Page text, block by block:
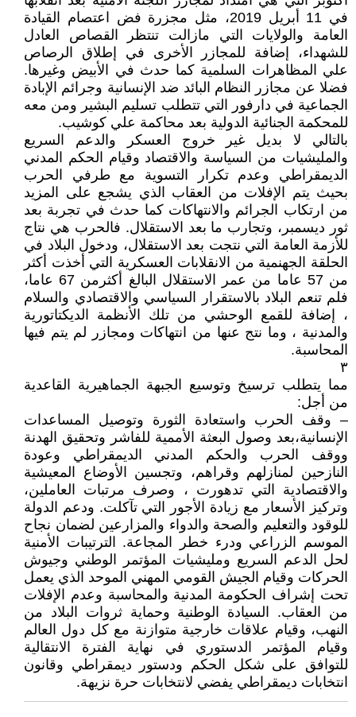
في 11 أبريل 2019، مثل مجزرة فض اعتصام القيادة
العامة والولايات التي مازالت تنتظر القصاص العادل
للشهداء، إضافة للمجازر الأخرى في إطلاق الرصاص
علي المظاهرات السلمية كما حدث في الأبيض وغيرها.
فضلا عن مجازر النظام البائد ضد الإنسانية وجرائم الإبادة
الجماعية في دارفور التي تتطلب تسليم البشير ومن معه
للمحكمة الجنائية الدولية بعد محاكمة علي كوشيب.
بالتالي لا بديل غير خروج العسكر والدعم السريع
والمليشيات من السياسة والاقتصاد وقيام الحكم المدني
الديمقراطي وعدم تكرار التسوية مع طرفي الحرب
بحيث يتم الإفلات من العقاب الذي يشجع على المزيد
من ارتكاب الجرائم والانتهاكات كما حدث في تجربة بعد
ثور ديسمبر، وتجارب ما بعد الاستقلال. فالحرب هي نتاج
للأزمة العامة التي نتجت بعد الاستقلال، ودخول البلاد في
الحلقة الجهنمية من الانقلابات العسكرية التي أخذت أكثر
من 57 عاما من عمر الاستقلال البالغ أكثرمن 67 عاما،
فلم تنعم البلاد بالاستقرار السياسي والاقتصادي والسلام
، إضافة للقمع الوحشي من تلك الأنظمة الديكتاتورية
والمدنية ، وما نتج عنها من انتهاكات ومجازر لم يتم فيها
المحاسبة.
٣
مما يتطلب ترسيخ وتوسيع الجبهة الجماهيرية القاعدية
من أجل:
– وقف الحرب واستعادة الثورة وتوصيل المساعدات
الإنسانية،بعد وصول البعثة الأممية للفاشر وتحقيق الهدنة
ووقف الحرب والحكم المدني الديمقراطي وعودة
النازحين لمنازلهم وقراهم، وتجسين الأوضاع المعيشية
والاقتصادية التي تدهورت ، وصرف مرتبات العاملين،
وتركيز الأسعار مع زيادة الأجور التي تآكلت. ودعم الدولة
للوقود والتعليم والصحة والدواء والمزارعين لضمان نجاح
الموسم الزراعي ودرء خطر المجاعة. الترتيبات الأمنية
لحل الدعم السريع ومليشيات المؤتمر الوطني وجيوش
الحركات وقيام الجيش القومي المهني الموحد الذي يعمل
تحت إشراف الحكومة المدنية والمحاسبة وعدم الإفلات
من العقاب. السيادة الوطنية وحماية ثروات البلاد من
النهب، وقيام علاقات خارجية متوازنة مع كل دول العالم
وقيام المؤتمر الدستوري في نهاية الفترة الانتقالية
للتوافق على شكل الحكم ودستور ديمقراطي وقانون
انتخابات ديمقراطي يفضي لانتخابات حرة نزيهة.